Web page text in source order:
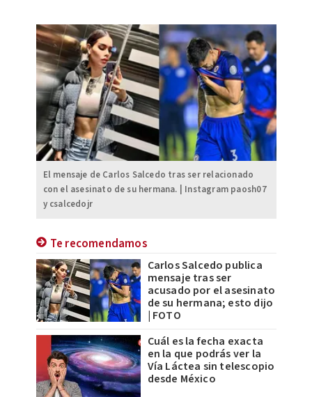
El mensaje de Carlos Salcedo tras ser relacionado
con el asesinato de su hermana. | Instagram paosh07
y csalcedojr
Te recomendamos
Carlos Salcedo publica
mensaje tras ser
acusado por el asesinato
de su hermana; esto dijo
| FOTO
Cuál es la fecha exacta
en la que podrás ver la
Vía Láctea sin telescopio
desde México